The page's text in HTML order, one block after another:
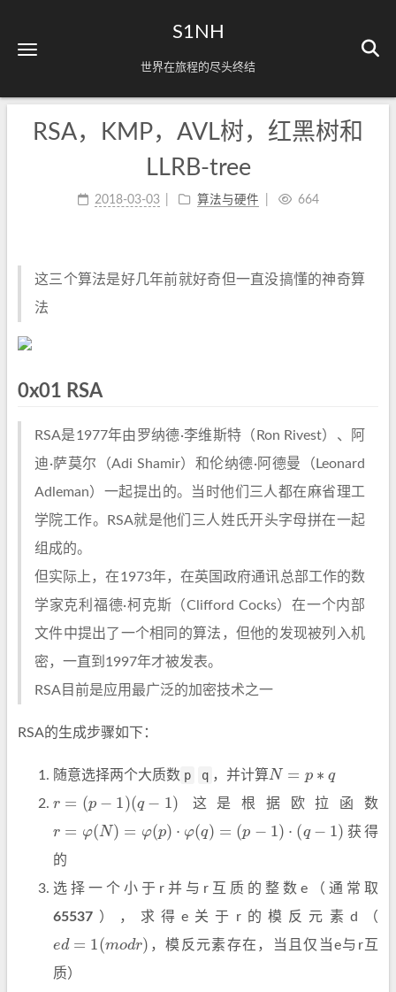
S1NH
世界在旅程的尽头终结
RSA，KMP，AVL树，红黑树和
LLRB-tree
2018-03-03 算法与硬件 664
这三个算法是好几年前就好奇但一直没搞懂的神奇算
法
0x01 RSA
RSA是1977年由罗纳德·李维斯特（Ron Rivest）、阿
迪·萨莫尔（Adi Shamir）和伦纳德·阿德曼（Leonard
Adleman）一起提出的。当时他们三人都在麻省理工
学院工作。RSA就是他们三人姓氏开头字母拼在一起
组成的。
但实际上，在1973年，在英国政府通讯总部工作的数
学家克利福德·柯克斯（Clifford Cocks）在一个内部
文件中提出了一个相同的算法，但他的发现被列入机
密，一直到1997年才被发表。
RSA目前是应用最广泛的加密技术之一
RSA的生成步骤如下：
随意选择两个大质数 p q ，并计算N=
− − 1) 这是根据欧拉函数
N) =φ φ( q) − 1 −
获得
的
选择一个小于r并与r互质的整数e（通常取
65537 ），求得e关于r的模反元素d（
d (m )
，模反元素存在，当且仅当e与r互
质）